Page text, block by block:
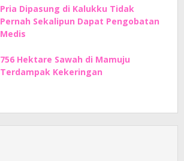
Pria Dipasung di Kalukku Tidak
Pernah Sekalipun Dapat Pengobatan
Medis
756 Hektare Sawah di Mamuju
Terdampak Kekeringan